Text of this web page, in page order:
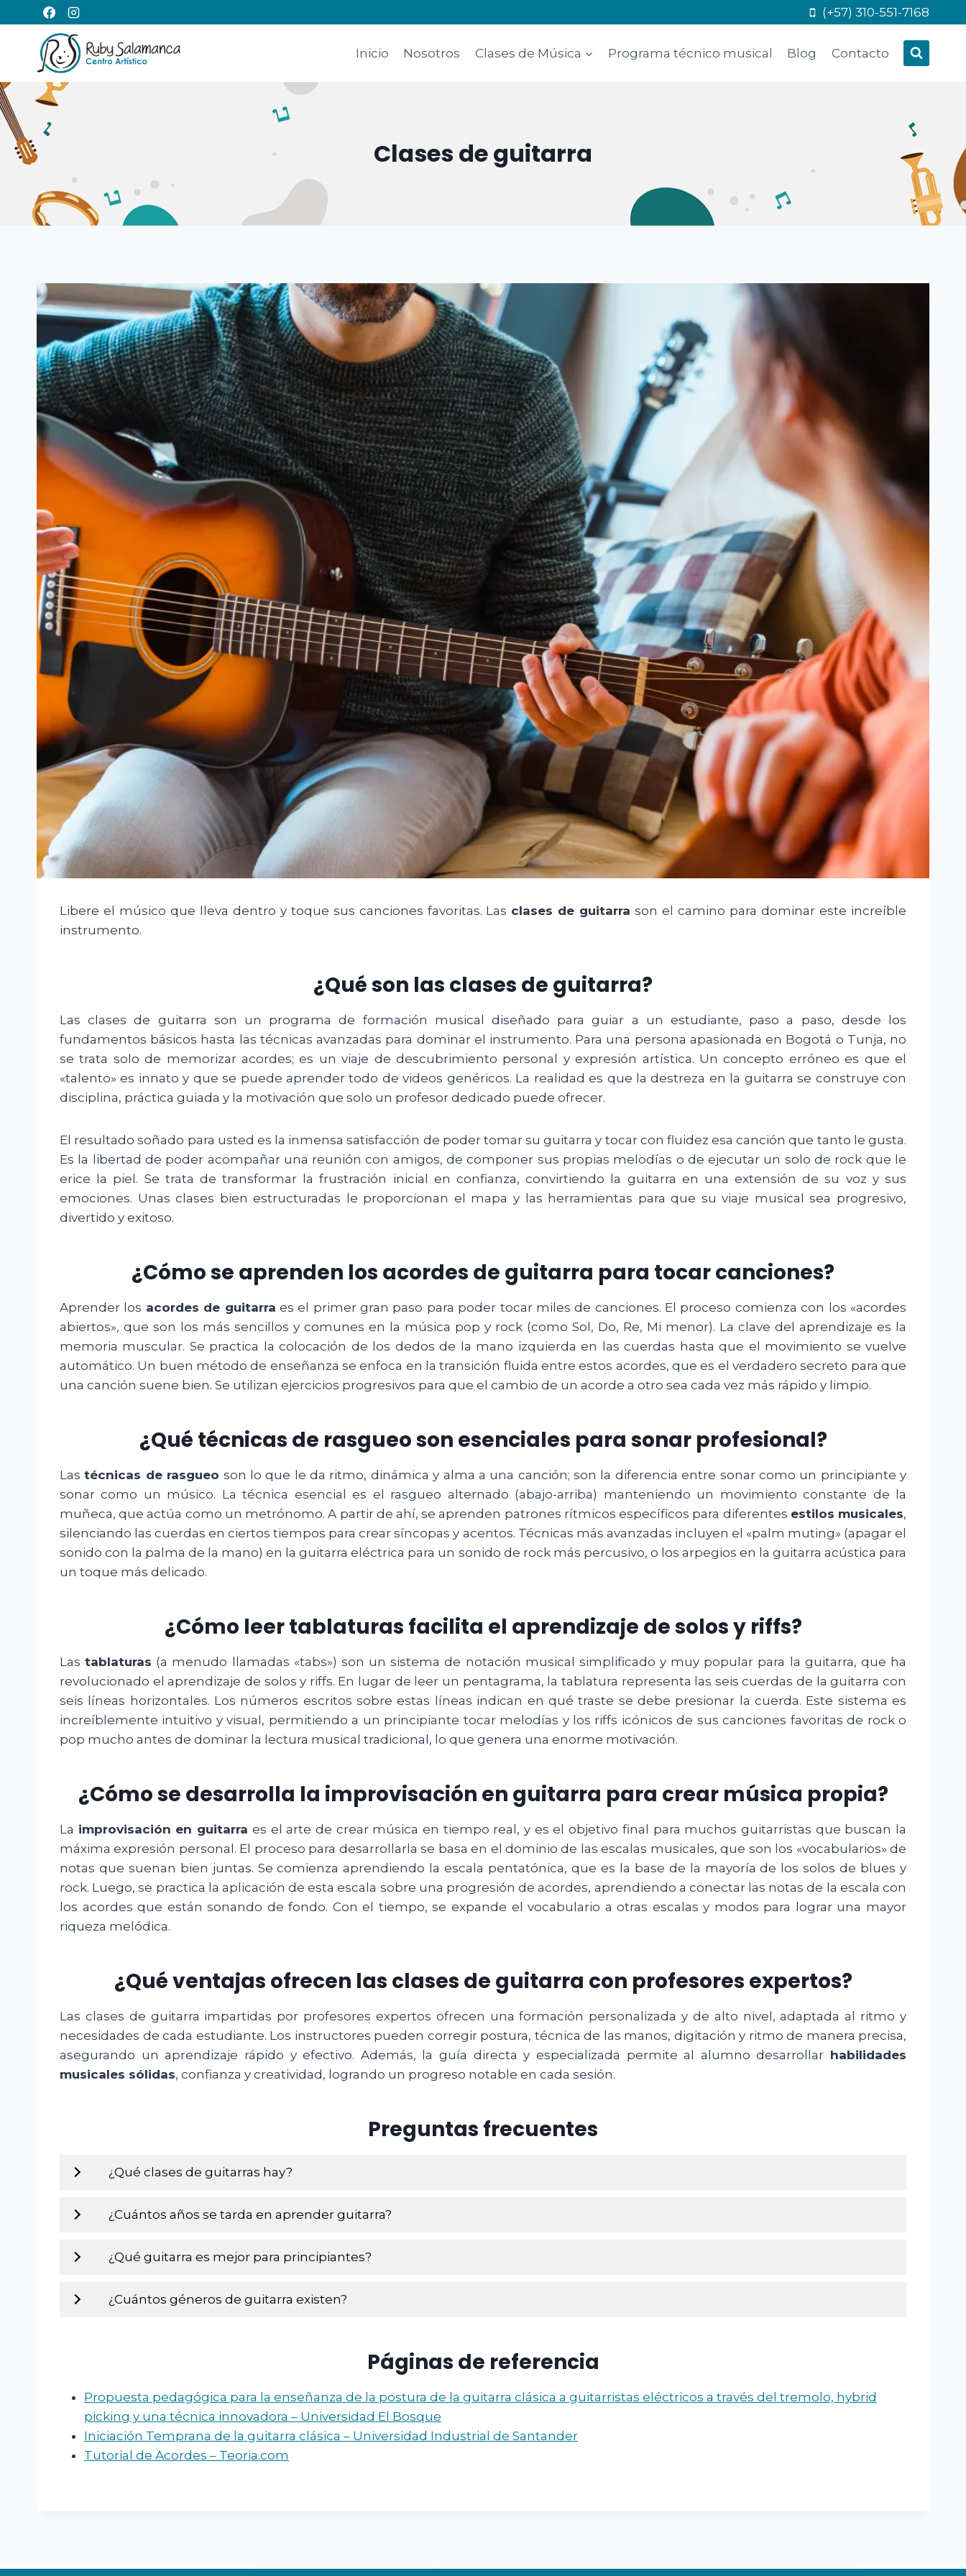
(+57) 310-551-7168
Inicio Nosotros Clases de Música Programa técnico musical Blog Contacto
Clases de guitarra
Libere el músico que lleva dentro y toque sus canciones favoritas. Las clases de guitarra son el camino para dominar este increíble
instrumento.
¿Qué son las clases de guitarra?
Las clases de guitarra son un programa de formación musical diseñado para guiar a un estudiante, paso a paso, desde los
fundamentos básicos hasta las técnicas avanzadas para dominar el instrumento. Para una persona apasionada en Bogotá o Tunja, no
se trata solo de memorizar acordes; es un viaje de descubrimiento personal y expresión artística. Un concepto erróneo es que el
«talento» es innato y que se puede aprender todo de videos genéricos. La realidad es que la destreza en la guitarra se construye con
disciplina, práctica guiada y la motivación que solo un profesor dedicado puede ofrecer.
El resultado soñado para usted es la inmensa satisfacción de poder tomar su guitarra y tocar con fluidez esa canción que tanto le gusta.
Es la libertad de poder acompañar una reunión con amigos, de componer sus propias melodías o de ejecutar un solo de rock que le
erice la piel. Se trata de transformar la frustración inicial en confianza, convirtiendo la guitarra en una extensión de su voz y sus
emociones. Unas clases bien estructuradas le proporcionan el mapa y las herramientas para que su viaje musical sea progresivo,
divertido y exitoso.
¿Cómo se aprenden los acordes de guitarra para tocar canciones?
Aprender los acordes de guitarra es el primer gran paso para poder tocar miles de canciones. El proceso comienza con los «acordes
abiertos», que son los más sencillos y comunes en la música pop y rock (como Sol, Do, Re, Mi menor). La clave del aprendizaje es la
memoria muscular. Se practica la colocación de los dedos de la mano izquierda en las cuerdas hasta que el movimiento se vuelve
automático. Un buen método de enseñanza se enfoca en la transición fluida entre estos acordes, que es el verdadero secreto para que
una canción suene bien. Se utilizan ejercicios progresivos para que el cambio de un acorde a otro sea cada vez más rápido y limpio.
¿Qué técnicas de rasgueo son esenciales para sonar profesional?
Lastécnicas de rasgueo son lo que le da ritmo, dinámica y alma a una canción; son la diferencia entre sonar como un principiante y
sonar como un músico. La técnica esencial es el rasgueo alternado (abajo-arriba) manteniendo un movimiento constante de la
muñeca, que actúa como un metrónomo. A partir de ahí, se aprenden patrones rítmicos específicos para diferentes estilos musicales,
silenciando las cuerdas en ciertos tiempos para crear síncopas y acentos. Técnicas más avanzadas incluyen el «palm muting» (apagar el
sonido con la palma de la mano) en la guitarra eléctrica para un sonido de rock más percusivo, o los arpegios en la guitarra acústica para
un toque más delicado.
¿Cómo leer tablaturas facilita el aprendizaje de solos y riffs?
Lastablaturas (a menudo llamadas «tabs») son un sistema de notación musical simplificado y muy popular para la guitarra, que ha
revolucionado el aprendizaje de solos y riffs. En lugar de leer un pentagrama, la tablatura representa las seis cuerdas de la guitarra con
seis líneas horizontales. Los números escritos sobre estas líneas indican en qué traste se debe presionar la cuerda. Este sistema es
increíblemente intuitivo y visual, permitiendo a un principiante tocar melodías y los riffs icónicos de sus canciones favoritas de rock o
pop mucho antes de dominar la lectura musical tradicional, lo que genera una enorme motivación.
¿Cómo se desarrolla la improvisación en guitarra para crear música propia?
La improvisación en guitarra es el arte de crear música en tiempo real, y es el objetivo final para muchos guitarristas que buscan la
máxima expresión personal. El proceso para desarrollarla se basa en el dominio de las escalas musicales, que son los «vocabularios» de
notas que suenan bien juntas. Se comienza aprendiendo la escala pentatónica, que es la base de la mayoría de los solos de blues y
rock. Luego, se practica la aplicación de esta escala sobre una progresión de acordes, aprendiendo a conectar las notas de la escala con
los acordes que están sonando de fondo. Con el tiempo, se expande el vocabulario a otras escalas y modos para lograr una mayor
riqueza melódica.
¿Qué ventajas ofrecen las clases de guitarra con profesores expertos?
Las clases de guitarra impartidas por profesores expertos ofrecen una formación personalizada y de alto nivel, adaptada al ritmo y
necesidades de cada estudiante. Los instructores pueden corregir postura, técnica de las manos, digitación y ritmo de manera precisa,
asegurando un aprendizaje rápido y efectivo. Además, la guía directa y especializada permite al alumno desarrollar habilidades
musicales sólidas, confianza y creatividad, logrando un progreso notable en cada sesión.
Preguntas frecuentes
¿Qué clases de guitarras hay?
¿Cuántos años se tarda en aprender guitarra?
¿Qué guitarra es mejor para principiantes?
¿Cuántos géneros de guitarra existen?
Páginas de referencia
Propuesta pedagógica para la enseñanza de la postura de la guitarra clásica a guitarristas eléctricos a través del tremolo, hybrid
picking y una técnica innovadora – Universidad El Bosque
Iniciación Temprana de la guitarra clásica – Universidad Industrial de Santander
Tutorial de Acordes – Teoria.com